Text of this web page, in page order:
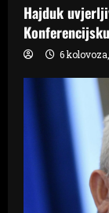
Hajduk
6